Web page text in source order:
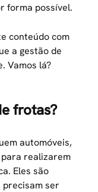
forma possível.
conteúdo com
a gestão de
Vamos lá?
frotas?
automóveis,
realizarem
Eles são
precisam ser